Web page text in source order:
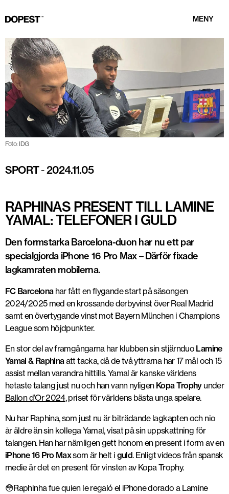
MENY
Foto: IDG
SPORT-2024.11.05
RAPHINAS PRESENT TILL LAMINE
YAMAL: TELEFONER I GULD
Den formstarka Barcelona-duon har nu ett par
specialgjorda iPhone 16 Pro Max – Därför fixade
lagkamraten mobilerna.
FC Barcelonahar fått en flygande start på säsongen
2024/2025 med en krossande derbyvinst över Real Madrid
samt en övertygande vinst mot Bayern München i Champions
League som höjdpunkter.
En stor del av framgångarna har klubben sin stjärnduo Lamine
Yamal & Raphinaatt tacka, då de två yttrarna har 17 mål och 15
assist mellan varandra hittills. Yamal är kanske världens
hetaste talang just nu och han vann nyligen Kopa Trophyunder
Ballon d’Or 2024, priset för världens bästa unga spelare.
Nu har Raphina, som just nu är biträdande lagkapten och nio
år äldre än sin kollega Yamal, visat på sin uppskattning för
talangen. Han har nämligen gett honom en present i form av en
iPhone 16 Pro Maxsom är helt i guld. Enligt videos från spansk
medie är det en present för vinsten av Kopa Trophy.
😳Raphinha fue quien le regaló el iPhone dorado a Lamine